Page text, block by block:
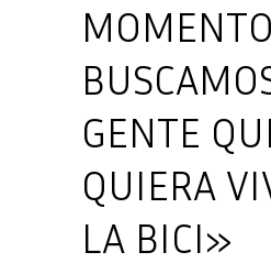
GENTE
QUIERA
LA BICI»